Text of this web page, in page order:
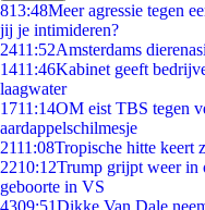
813:48Meer agressie tegen
jij je intimideren?
2411:52Amsterdams
1411:46Kabinet geeft
laagwater
1711:14OM eist TBS tegen
aardappelschilmesje
2111:08Tropische hitte keert
2210:12Trump grijpt weer in
geboorte in VS
4309:51Dikke Van Dale